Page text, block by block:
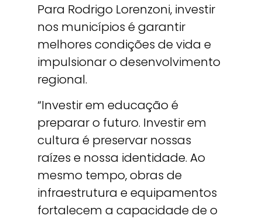
Para Rodrigo Lorenzoni, investir
nos municípios é garantir
melhores condições de vida e
impulsionar o desenvolvimento
regional.
“Investir em educação é
preparar o futuro. Investir em
cultura é preservar nossas
raízes e nossa identidade. Ao
mesmo tempo, obras de
infraestrutura e equipamentos
fortalecem a capacidade de o